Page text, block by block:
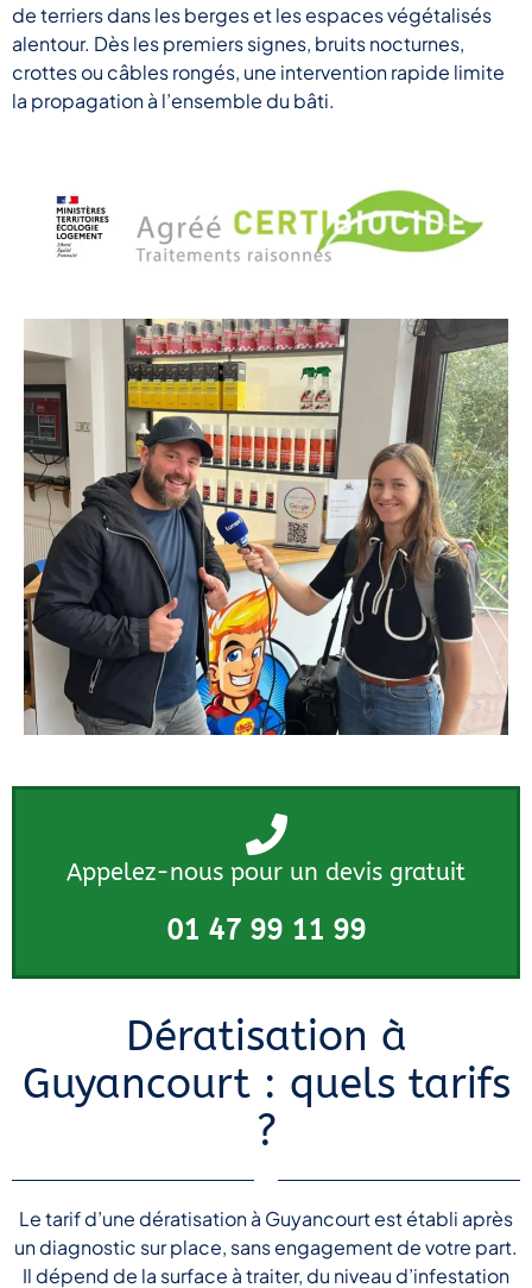
de terriers dans les berges et les espaces végétalisés
alentour. Dès les premiers signes, bruits nocturnes,
crottes ou câbles rongés, une intervention rapide limite
la propagation à l’ensemble du bâti.
Appelez-nous pour un devis gratuit
01 47 99 11 99
Dératisation à
Guyancourt : quels tarifs
?
Le tarif d’une dératisation à Guyancourt est établi après
un diagnostic sur place, sans engagement de votre part.
Il dépend de la surface à traiter, du niveau d’infestation